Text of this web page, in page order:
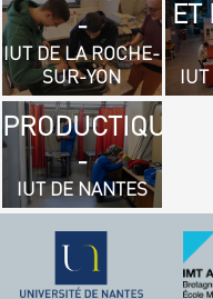
-
IUT DE LA ROCHE-
SUR-YON
ET
IUT
- GÉNIE
MÉCANIQUE
ET
PRODUCTIQUE
-
IUT DE NANTES